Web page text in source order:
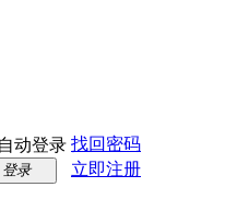
自动登录 找回密码
登录 立即注册